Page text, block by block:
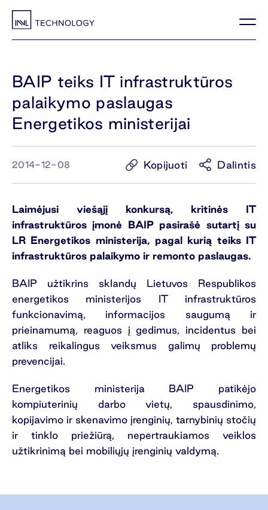
BAIP teiks IT infrastruktūros
palaikymo paslaugas
Energetikos ministerijai
2014-12-08 Kopijuoti Dalintis
Laimėjusi viešąjį konkursą, kritinės IT
infrastruktūros įmonė BAIP pasirašė sutartį su
LR Energetikos ministerija, pagal kurią teiks IT
infrastruktūros palaikymo ir remonto paslaugas.
BAIP užtikrins sklandų Lietuvos Respublikos
energetikos ministerijos IT infrastruktūros
funkcionavimą, informacijos saugumą ir
prieinamumą, reaguos į gedimus, incidentus bei
atliks reikalingus veiksmus galimų problemų
prevencijai.
Energetikos ministerija BAIP patikėjo
kompiuterinių darbo vietų, spausdinimo,
kopijavimo ir skenavimo įrenginių, tarnybinių stočių
ir tinklo priežiūrą, nepertraukiamos veiklos
užtikrinimą bei mobiliųjų įrenginių valdymą.